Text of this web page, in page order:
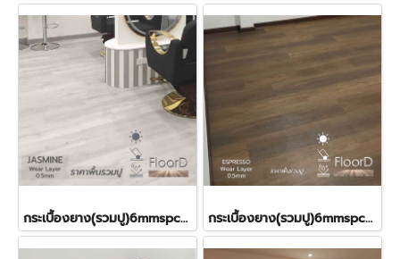
กระเบื้องยาง(ุรวมปู)6mmspcลายไม้(ฺJUSMINE) ราคา590บาท กระเบื้องยาง(ุรวมปู)6mmspcลายไม้(ฺESPRESSO) ราคา590บาท